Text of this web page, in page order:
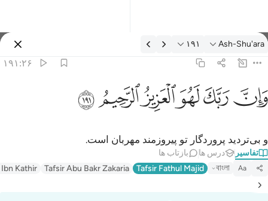
تفسیر: Ash-Shu'ara ۱۹۱:۲۶
Ash-Shu'ara ۱۹۱
۱۹۱:۲۶
وان ربك لهو العزيز الرحيم ١٩١
وَإِنَّ رَبَّكَ لَهُوَ ٱلْعَزِيزُ ٱلرَّحِيمُ ١٩١
ﱽﱾﱿﲀﲁﲂ
و بی‌تردید پروردگار تو پیروزمند مهربان است.
تفاسیر درس ها بازتاب ها
Aa
বাংলা
Tafsir Fathul Majid
Tafsir Abu Bakr Zakaria
Kathir